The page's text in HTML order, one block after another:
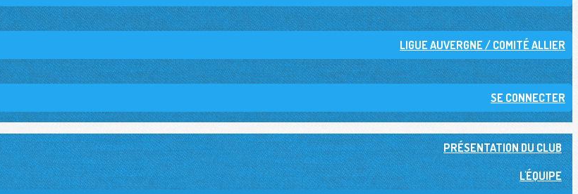
LIGUE AUVERGNE / COMITÉ ALLIER
SE CONNECTER
PRÉSENTATION DU CLUB
L'ÉQUIPE